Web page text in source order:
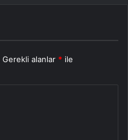
Gerekli alanlar * ile